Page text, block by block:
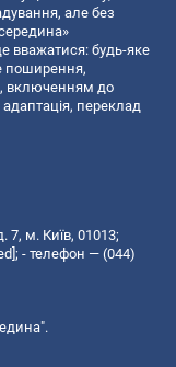
але без
вважатися: будь-яке
поширення,
включенням до
переклад
7, м. Київ, 01013;
; - телефон — (044)